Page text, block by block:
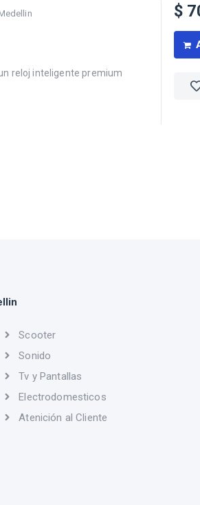
reloj inteligente premium
$
Scooter
Sonido
Tv y Pantallas
Electrodomesticos
Atenición al Cliente